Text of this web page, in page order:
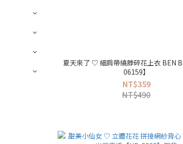
夏天來了 ♡ 細肩帶繞脖碎花上衣 BEN
06159】
NT$359
NT$490